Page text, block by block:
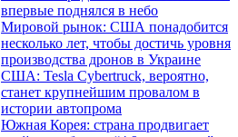
впервые поднялся в небо
Мировой рынок: США понадобится
несколько лет, чтобы достичь уровня
производства дронов в Украине
США: Tesla Cybertruck, вероятно,
станет крупнейшим провалом в
истории автопрома
Южная Корея: страна продвигает